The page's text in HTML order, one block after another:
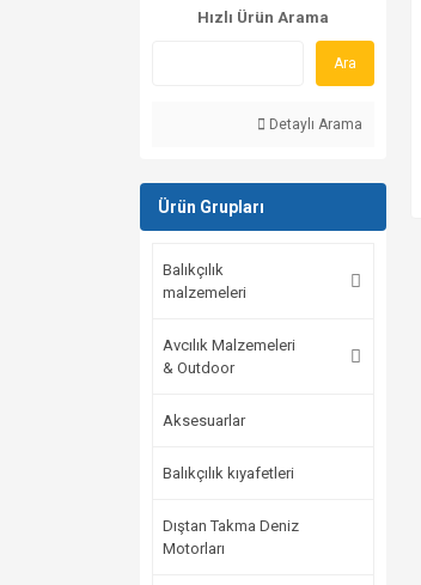
Hızlı Ürün Arama
Ara
Detaylı Arama
Ürün Grupları
Balıkçılık
malzemeleri
Avcılık Malzemeleri
& Outdoor
Aksesuarlar
Balıkçılık kıyafetleri
Dıştan Takma Deniz
Motorları